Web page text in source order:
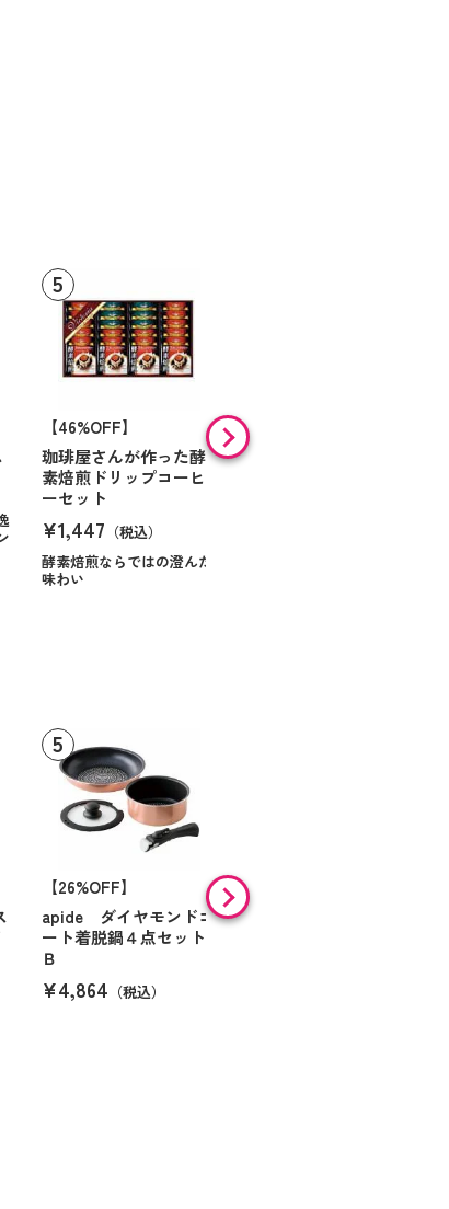
【46%OFF】
珈琲屋さんが作った酵
素焙煎ドリップコーヒ
ーセット
¥1,447 （税込）
酵素焙煎ならではの澄んだ
味わい
【9%OFF】
アラン・ド・パリ ショ
【26%OFF】
apide ダイヤモンドコ
ート着脱鍋４点セット
Ｂ
¥4,864 （税込）
HARIO 一膳屋 耐熱
ガラス製電子レンジ用